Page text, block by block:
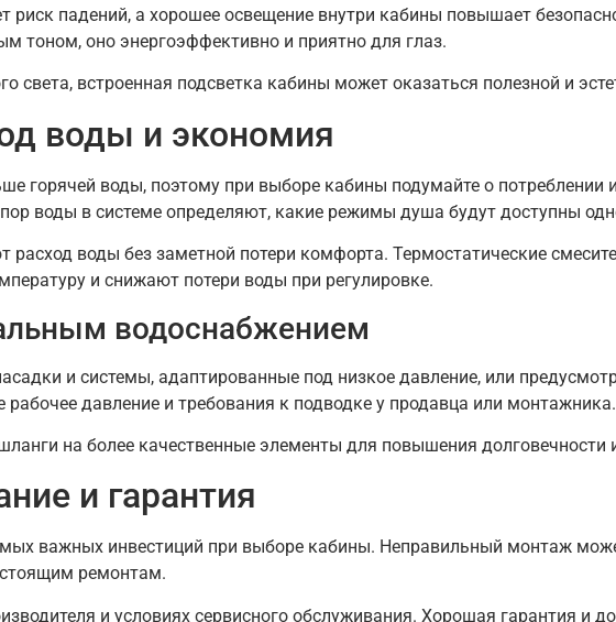
падений, а хорошее освещение внутри кабины повышает
тоном, оно энергоэффективно и приятно для глаз.
света, встроенная подсветка кабины может оказаться полезной и
воды и экономия
горячей воды, поэтому при выборе кабины подумайте о потреблении
воды в системе определяют, какие режимы душа будут доступны
воды без заметной потери комфорта. Термостатические
и снижают потери воды при регулировке.
водоснабжением
и системы, адаптированные под низкое давление, или
давление и требования к подводке у продавца или монтажника.
на более качественные элементы для повышения долговечности
и гарантия
важных инвестиций при выборе кабины. Неправильный монтаж
ремонтам.
и условиях сервисного обслуживания. Хорошая гарантия и